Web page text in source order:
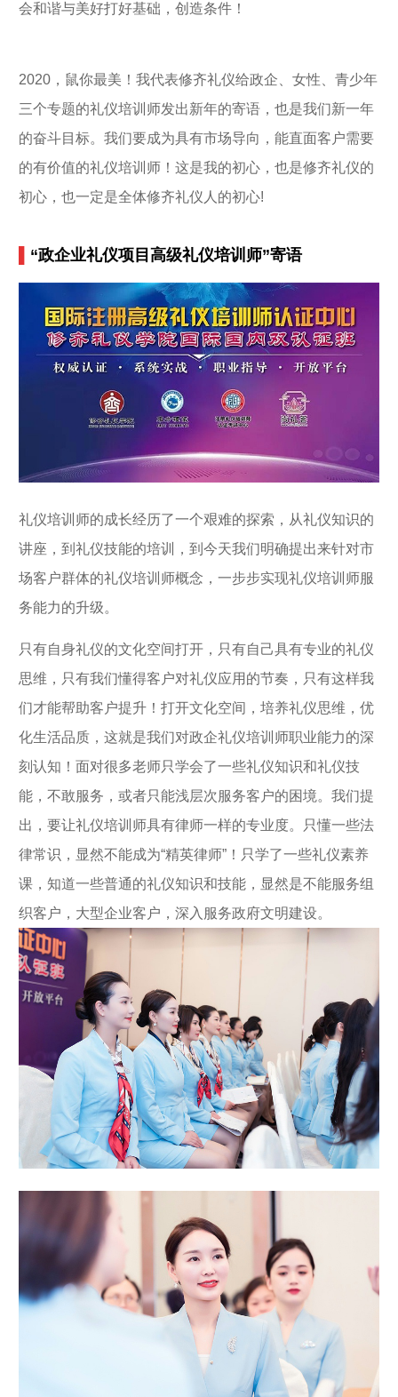
会和谐与美好打好基础，创造条件！
2020，鼠你最美！我代表修齐礼仪给政企、女性、青少年
三个专题的礼仪培训师发出新年的寄语，也是我们新一年
的奋斗目标。我们要成为具有市场导向，能直面客户需要
的有价值的礼仪培训师！这是我的初心，也是修齐礼仪的
初心，也一定是全体修齐礼仪人的初心!
“政企业礼仪项目高级礼仪培训师”寄语
礼仪培训师的成长经历了一个艰难的探索，从礼仪知识的
讲座，到礼仪技能的培训，到今天我们明确提出来针对市
场客户群体的礼仪培训师概念，一步步实现礼仪培训师服
务能力的升级。
只有自身礼仪的文化空间打开，只有自己具有专业的礼仪
思维，只有我们懂得客户对礼仪应用的节奏，只有这样我
们才能帮助客户提升！打开文化空间，培养礼仪思维，优
化生活品质，这就是我们对政企礼仪培训师职业能力的深
刻认知！面对很多老师只学会了一些礼仪知识和礼仪技
能，不敢服务，或者只能浅层次服务客户的困境。我们提
出，要让礼仪培训师具有律师一样的专业度。只懂一些法
律常识，显然不能成为“精英律师”！只学了一些礼仪素养
课，知道一些普通的礼仪知识和技能，显然是不能服务组
织客户，大型企业客户，深入服务政府文明建设。